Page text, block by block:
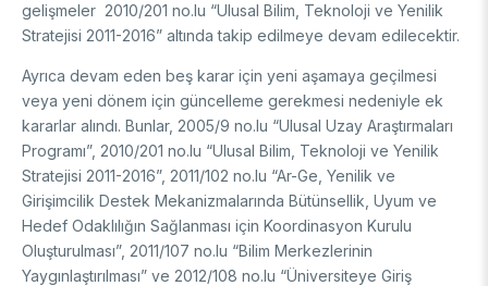
MAM
Enerji Teknolojileri
İklim ve Yaşam Bilimleri
Malzeme ve Proses Teknolojileri
BİLGEM
Bilişim Teknolojileri Enstitüsü (BTE)
Siber Güvenlik Enstitüsü (SGE)
Ulusal Elektronik ve Kriptoloji Araştırma Enstitüsü (UEKAE)
Yapay Zekâ Enstitüsü (YZE)
Yazılım Teknolojileri Araştırma Enstitüsü (YTE)
İleri Teknolojiler Araştırma Enstitüsü (İLTAREN)
AR-GE Birimleri
Raylı Ulaşım Teknolojileri Enstitüsü (RUTE)
Savunma Sanayii Araştırma ve Geliştirme Enstitüsü (SAGE)
TEKSEB ve TEKNOPARK
Temel Bilimler Araştırma Enstitüsü (TBAE)
AR-GE Kolaylık Birimleri
Bursa Test ve Analiz Laboratuvarı (BUTAL)
Ulusal Akademik Ağ ve Bilgi Merkezi (ULAKBİM)
Haber Arşivi
gelişmeler 2010/201 no.lu “Ulusal Bilim, Teknoloji ve Yenilik
Stratejisi 2011-2016” altında takip edilmeye devam edilecektir.
Ayrıca devam eden beş karar için yeni aşamaya geçilmesi
veya yeni dönem için güncelleme gerekmesi nedeniyle ek
kararlar alındı. Bunlar, 2005/9 no.lu “Ulusal Uzay Araştırmaları
Programı”, 2010/201 no.lu “Ulusal Bilim, Teknoloji ve Yenilik
Stratejisi 2011-2016”, 2011/102 no.lu “Ar-Ge, Yenilik ve
Girişimcilik Destek Mekanizmalarında Bütünsellik, Uyum ve
Hedef Odaklılığın Sağlanması için Koordinasyon Kurulu
Oluşturulması”, 2011/107 no.lu “Bilim Merkezlerinin
Yaygınlaştırılması” ve 2012/108 no.lu “Üniversiteye Giriş